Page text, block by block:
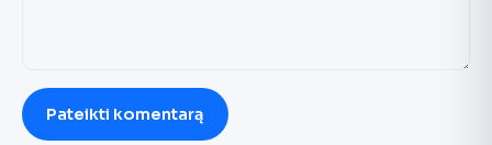
Pateikti komentarą